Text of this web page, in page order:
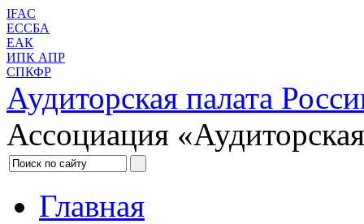
IFAC
ЕССБА
ЕАК
ИПК АПР
СПКФР
Аудиторская палата
Ассоциация
Главная